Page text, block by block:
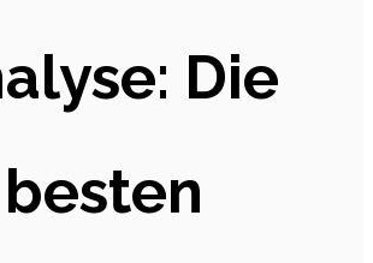
Die
besten